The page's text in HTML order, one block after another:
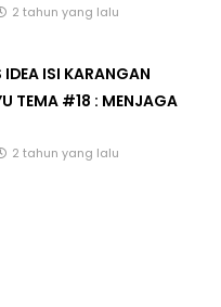
2 tahun yang lalu
ISI KARANGAN
TEMA #18 : MENJAGA
2 tahun yang lalu